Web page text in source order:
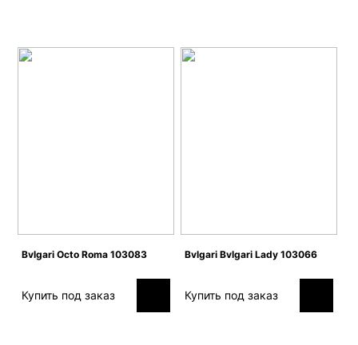
Bvlgari Octo Roma 103083
Купить под заказ
Bvlgari Bvlgari Lady 103066
Купить под заказ